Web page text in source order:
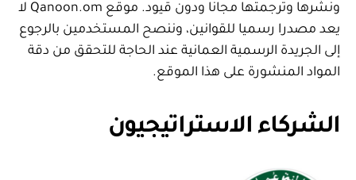
ونشرها وترجمتها مجانا ودون قيود. موقع Qanoon.om لا
يعد مصدرا رسميا للقوانين، وننصح المستخدمين بالرجوع
إلى الجريدة الرسمية العمانية عند الحاجة للتحقق من دقة
المواد المنشورة على هذا الموقع.
الشركاء الاستراتيجيون